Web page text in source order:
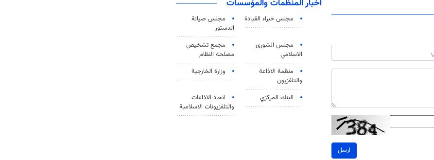
ارسل
اخبار المنظمات والمؤسسات
مجلس خبراء القيادة
مجلس صيانة
الدستور
مجلس الشورى
الاسلامي
مجمع تشخيص
مصلحة النظام
منظمة الاذاعة
والتلفزیون
وزارة الخارجية
البنك المركزي
اتحاد الاذاعات
والتلفزيونات الاسلامية